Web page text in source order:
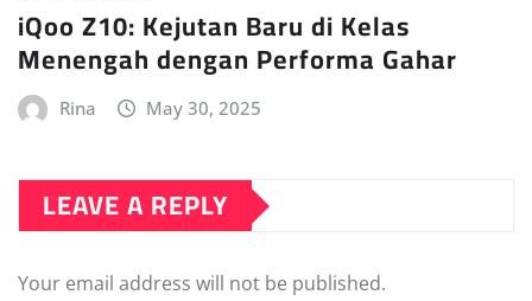
iQoo Z10: Kejutan Baru di Kelas
Menengah dengan Performa Gahar
Rina May 30, 2025
LEAVE A REPLY
Your email address will not be published.